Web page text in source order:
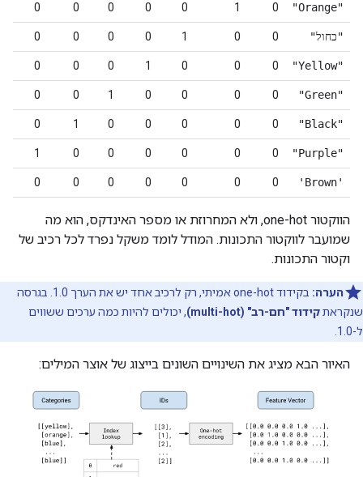
"Orange"
0
1
0
0
0
0
0
"כחול" 0
0
1
0
0
0
0
"Yellow"
0
0
0
1
0
0
0
"Green"
0
0
0
0
1
0
0
"Black"
0
0
0
0
0
1
0
"Purple"
0
0
0
0
0
0
1
‫'Brown'
0
0
0
0
0
0
0
הווקטור one-hot, ולא המחרוזת או מספר האינדקס, הוא מה
שמועבר לווקטור התכונות. המודל לומד משקל נפרד לכל רכיב של
וקטור התכונות.
הערה:
בקידוד one-hot אמיתי, רק לרכיב אחד יש את הערך 1.0. בגרסה
שנקראתקידוד "חם-רב" (multi-hot)
, יכולים להיות כמה ערכים ששווים
ל-1.0.
האיור הבא מציג את השינויים השונים בייצוג של אוצר המילים: